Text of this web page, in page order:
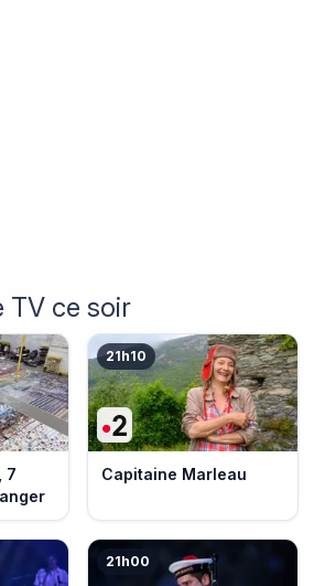
TV ce soir
7
21h10
Capitaine Marleau
21h00